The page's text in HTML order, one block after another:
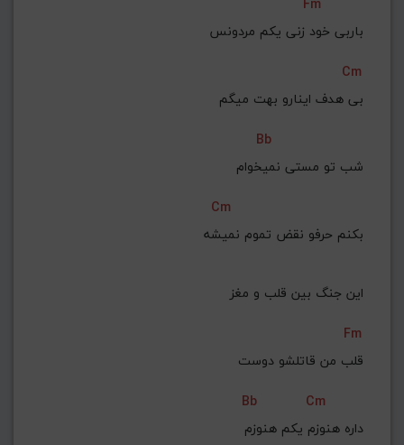
باربی خود زنی یکم مردونس
Cm
بی هدف اینارو بهت میگم
Bb
شب تو مستی نمیخوام
Cm
بکنم حرفو نقض تموم نمیشه
این جنگ بین قلب و مغز
Fm
قلب من قاتلشو دوست
Bb
Cm
داره هنوزم یکم هنوزم